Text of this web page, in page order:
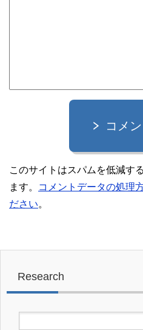
コメ
このサイトはスパムを低減す
ます。
コメントデータの処理
ださい。
Research